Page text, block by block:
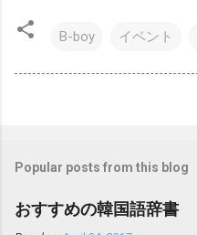
B-boy イベント
Popular posts from this blog
おすすめの韓国語辞書